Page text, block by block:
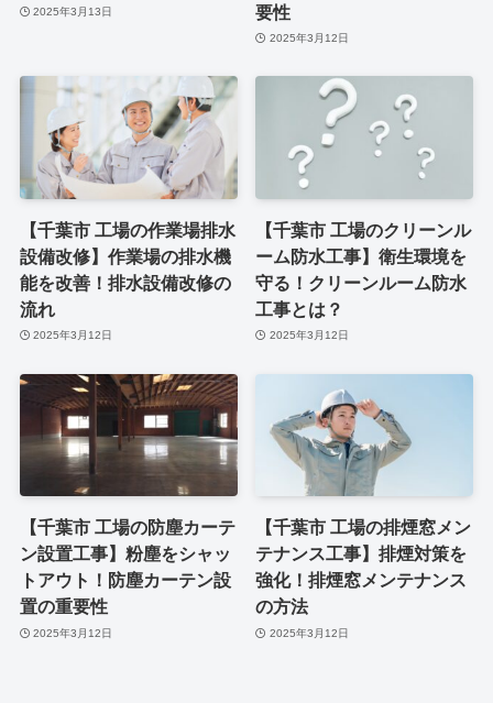
2025年3月13日
要性
2025年3月12日
【千葉市 工場の作業場排水
設備改修】作業場の排水機
能を改善！排水設備改修の
流れ
2025年3月12日
【千葉市 工場のクリーンル
ーム防水工事】衛生環境を
守る！クリーンルーム防水
工事とは？
2025年3月12日
【千葉市 工場の防塵カーテ
ン設置工事】粉塵をシャッ
トアウト！防塵カーテン設
置の重要性
2025年3月12日
【千葉市 工場の排煙窓メン
テナンス工事】排煙対策を
強化！排煙窓メンテナンス
の方法
2025年3月12日